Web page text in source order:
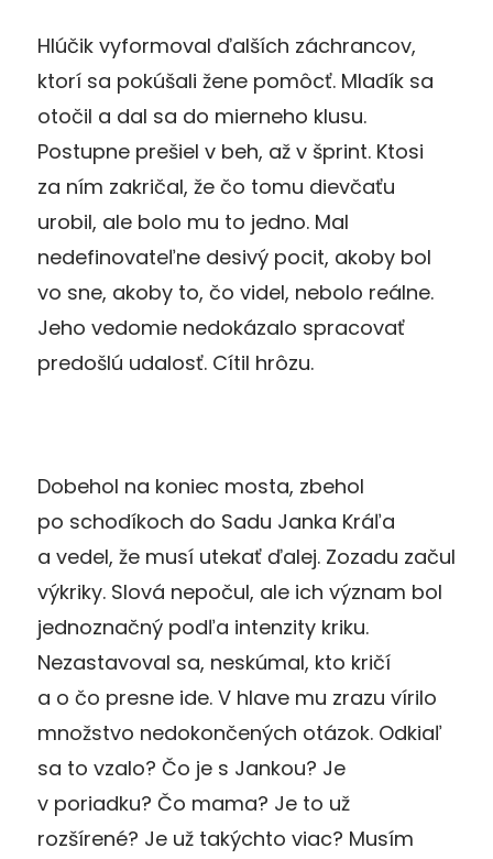
Hlúčik vyformoval ďalších záchrancov,
ktorí sa pokúšali žene pomôcť. Mladík sa
otočil a dal sa do mierneho klusu.
Postupne prešiel v beh, až v šprint. Ktosi
za ním zakričal, že čo tomu dievčaťu
urobil, ale bolo mu to jedno. Mal
nedefinovateľne desivý pocit, akoby bol
vo sne, akoby to, čo videl, nebolo reálne.
Jeho vedomie nedokázalo spracovať
predošlú udalosť. Cítil hrôzu.
Dobehol na koniec mosta, zbehol
po schodíkoch do Sadu Janka Kráľa
a vedel, že musí utekať ďalej. Zozadu začul
výkriky. Slová nepočul, ale ich význam bol
jednoznačný podľa intenzity kriku.
Nezastavoval sa, neskúmal, kto kričí
a o čo presne ide. V hlave mu zrazu vírilo
množstvo nedokončených otázok. Odkiaľ
sa to vzalo? Čo je s Jankou? Je
v poriadku? Čo mama? Je to už
rozšírené? Je už takýchto viac? Musím